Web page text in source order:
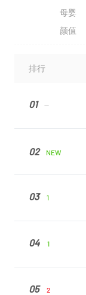
母婴
颜值
排行
01 --
02 NEW
03 1
04 1
05 2